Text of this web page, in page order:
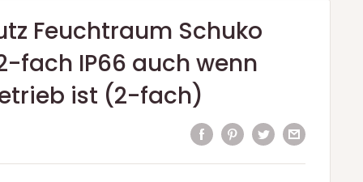
Feuchtraum Schuko
fach IP66 auch wenn
ist (2-fach)